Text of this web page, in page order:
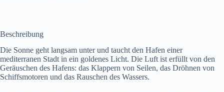
Beschreibung
Die Sonne geht langsam unter und taucht den Hafen einer
mediterranen Stadt in ein goldenes Licht. Die Luft ist erfüllt von den
Geräuschen des Hafens: das Klappern von Seilen, das Dröhnen von
Schiffsmotoren und das Rauschen des Wassers.